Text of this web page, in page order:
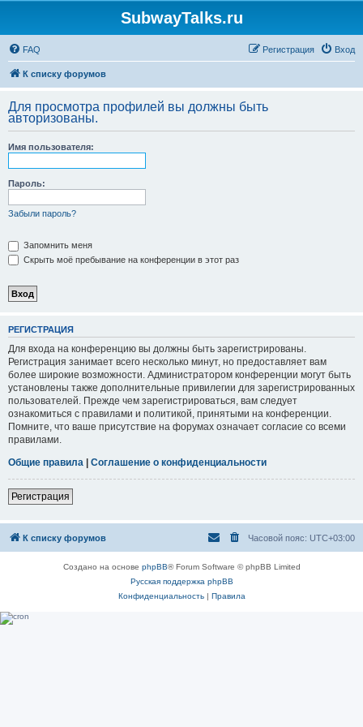
SubwayTalks.ru
FAQ Вход
Регистрация
К списку форумов
Для просмотра профилей вы должны быть
авторизованы.
Имя пользователя:
Пароль:
Забыли пароль?
Запомнить меня
Скрыть моё пребывание на конференции в этот раз
РЕГИСТРАЦИЯ
Для входа на конференцию вы должны быть зарегистрированы.
Регистрация занимает всего несколько минут, но предоставляет вам
более широкие возможности. Администратором конференции могут быть
установлены также дополнительные привилегии для зарегистрированных
пользователей. Прежде чем зарегистрироваться, вам следует
ознакомиться с правилами и политикой, принятыми на конференции.
Помните, что ваше присутствие на форумах означает согласие со всеми
правилами.
Общие правила | Соглашение о конфиденциальности
Регистрация
К списку форумов Часовой пояс: UTC+03:00
Создано на основе phpBB® Forum Software © phpBB Limited
Русская поддержка phpBB
Конфиденциальность| Правила